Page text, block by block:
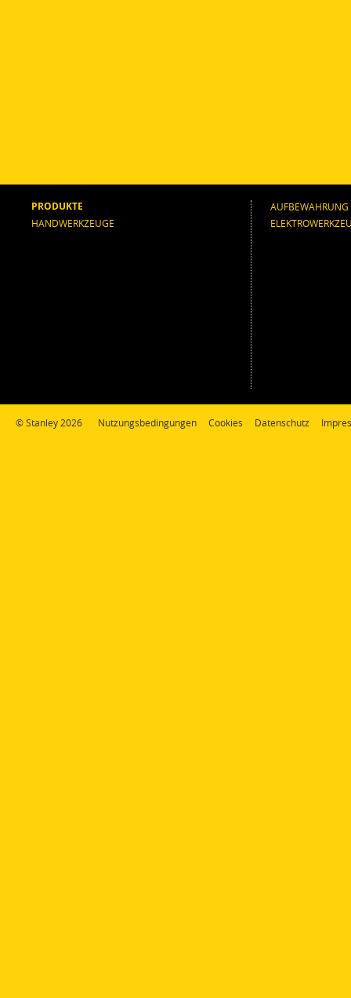
PRODUKTE
HANDWERKZEUGE
AUFBEWAHRUNG
© Stanley 2026 Nutzungsbedingungen Cookies Datenschutz